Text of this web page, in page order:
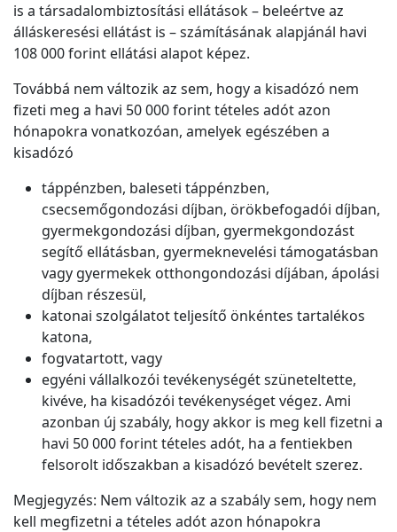
is a társadalombiztosítási ellátások – beleértve az
álláskeresési ellátást is – számításának alapjánál havi
108 000 forint ellátási alapot képez.
Továbbá nem változik az sem, hogy a kisadózó nem
fizeti meg a havi 50 000 forint tételes adót azon
hónapokra vonatkozóan, amelyek egészében a
kisadózó
táppénzben, baleseti táppénzben,
csecsemőgondozási díjban, örökbefogadói díjban,
gyermekgondozási díjban, gyermekgondozást
segítő ellátásban, gyermeknevelési támogatásban
vagy gyermekek otthongondozási díjában, ápolási
díjban részesül,
katonai szolgálatot teljesítő önkéntes tartalékos
katona,
fogvatartott, vagy
egyéni vállalkozói tevékenységét szüneteltette,
kivéve, ha kisadózói tevékenységet végez. Ami
azonban új szabály, hogy akkor is meg kell fizetni a
havi 50 000 forint tételes adót, ha a fentiekben
felsorolt időszakban a kisadózó bevételt szerez.
Megjegyzés: Nem változik az a szabály sem, hogy nem
kell megfizetni a tételes adót azon hónapokra